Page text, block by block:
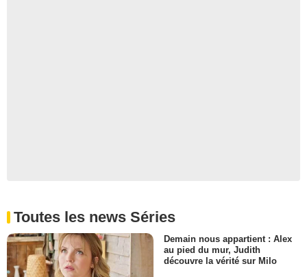
Toutes les news Séries
Demain nous appartient : Alex
au pied du mur, Judith
découvre la vérité sur Milo